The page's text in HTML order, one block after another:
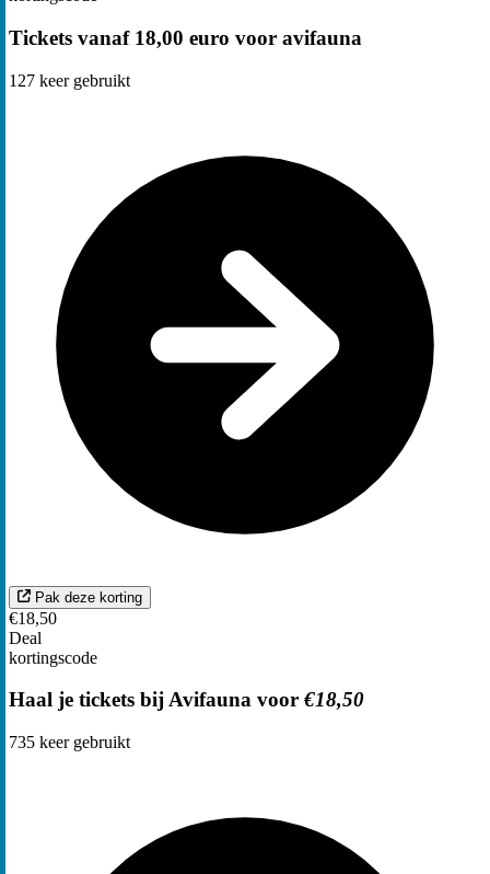
Tickets vanaf 18,00 euro voor avifauna
127 keer gebruikt
Pak deze korting
€18,50
Deal
kortingscode
Haal je tickets bij Avifauna voor €18,50
735 keer gebruikt